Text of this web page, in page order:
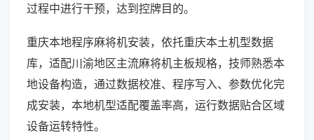
过程中进行干预，达到控牌目的。
重庆本地程序麻将机安装，依托重庆本土机型数据
库，适配川渝地区主流麻将机主板规格，技师熟悉本
地设备构造，通过数据校准、程序写入、参数优化完
成安装，本地机型适配覆盖率高，运行数据贴合区域
设备运转特性。